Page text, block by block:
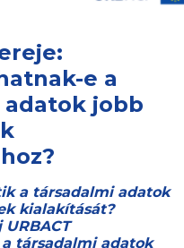
e a
jobb
a társadalmi adatok
kialakítását?
társadalmi adatok